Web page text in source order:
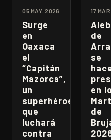
05 MAY. 2026
Surge
en
Oaxaca
el
“Capitán
Mazorca”,
un
superhéroe
que
luchará
contra
17
de
se
en
de